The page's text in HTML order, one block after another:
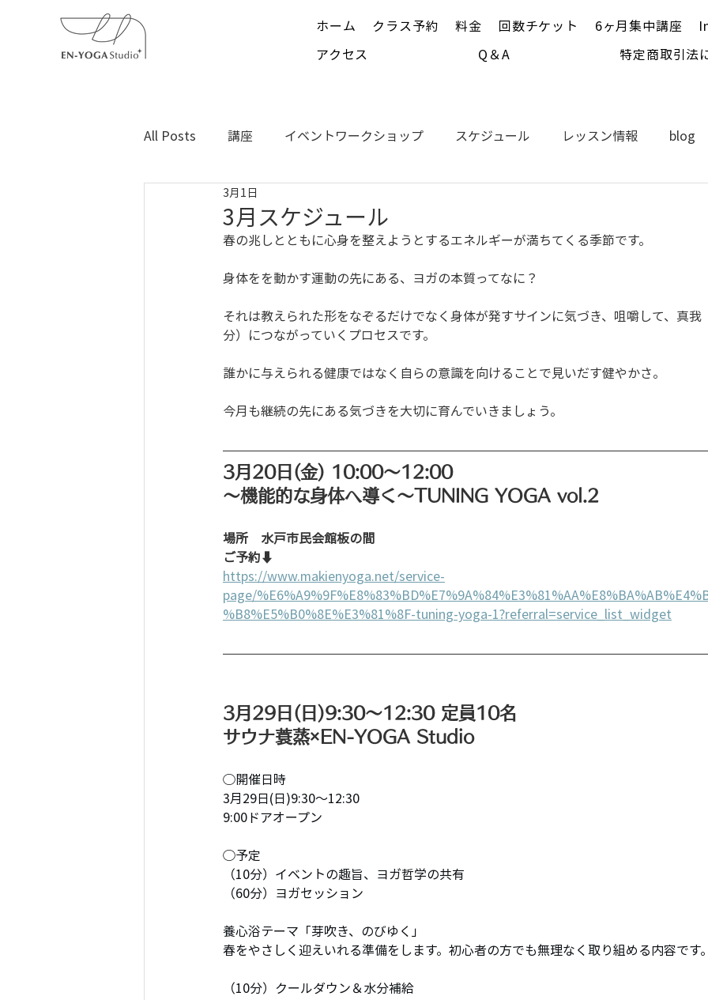
ホーム クラス予約 料金 回数チケット 6ヶ月集中講座
アクセス
Q＆A 特定商取引法
All Posts 講座 イベントワークショップ スケジュール レッスン情報 blog
闘病記録
3月スケジュール
3月1日
春の兆しとともに心身を整えようとするエネルギーが満ちてくる季節です。
身体をを動かす運動の先にある、ヨガの本質ってなに？
それは教えられた形をなぞるだけでなく身体が発すサインに気づき、咀嚼して、真我
分）につながっていくプロセスです。
誰かに与えられる健康ではなく自らの意識を向けることで見いだす健やかさ。
今月も継続の先にある気づきを大切に育んでいきましょう。
3月20日(金) 10:00〜12:00
〜機能的な身体へ導く〜TUNING YOGA vol.2
場所　水戸市民会館板の間
ご予約⬇︎
https://www.makienyoga.net/service-
page/
%B8%E5%B0%8E%E3%81%8F-tuning-yoga-1?referral=service_list_widget
3月29日(日)9:30〜12:30 定員10名
サウナ蓑蒸×EN-YOGA Studio
◯開催日時
3月29日(日)9:30〜12:30
9:00ドアオープン
◯予定
（10分）イベントの趣旨、ヨガ哲学の共有
（60分）ヨガセッション
養心浴テーマ「芽吹き、のびゆく」
春をやさしく迎えいれる準備をします。初心者の方でも無理なく取り組める内容です
（10分）クールダウン＆水分補給